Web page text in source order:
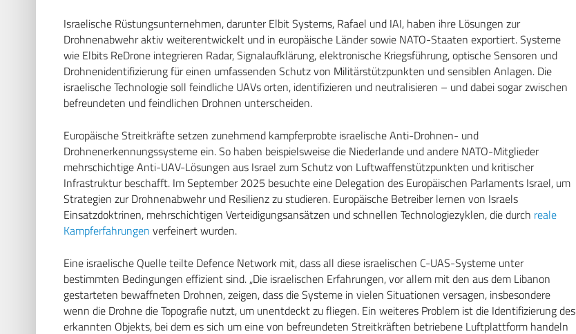
Israelische Rüstungsunternehmen, darunter Elbit Systems, Rafael und IAI, haben ihre Lösungen zur
Drohnenabwehr aktiv weiterentwickelt und in europäische Länder sowie NATO-Staaten exportiert. Systeme
wie Elbits ReDrone integrieren Radar, Signalaufklärung, elektronische Kriegsführung, optische Sensoren und
Drohnenidentifizierung für einen umfassenden Schutz von Militärstützpunkten und sensiblen Anlagen. Die
israelische Technologie soll feindliche UAVs orten, identifizieren und neutralisieren – und dabei sogar zwischen
befreundeten und feindlichen Drohnen unterscheiden.
Europäische Streitkräfte setzen zunehmend kampferprobte israelische Anti-Drohnen- und
Drohnenerkennungssysteme ein. So haben beispielsweise die Niederlande und andere NATO-Mitglieder
mehrschichtige Anti-UAV-Lösungen aus Israel zum Schutz von Luftwaffenstützpunkten und kritischer
Infrastruktur beschafft. Im September 2025 besuchte eine Delegation des Europäischen Parlaments Israel, um
Strategien zur Drohnenabwehr und Resilienz zu studieren. Europäische Betreiber lernen von Israels
Einsatzdoktrinen, mehrschichtigen Verteidigungsansätzen und schnellen Technologiezyklen, die durch reale
Kampferfahrungen verfeinert wurden.
Eine israelische Quelle teilte Defence Network mit, dass all diese israelischen C-UAS-Systeme unter
bestimmten Bedingungen effizient sind. „Die israelischen Erfahrungen, vor allem mit den aus dem Libanon
gestarteten bewaffneten Drohnen, zeigen, dass die Systeme in vielen Situationen versagen, insbesondere
wenn die Drohne die Topografie nutzt, um unentdeckt zu fliegen. Ein weiteres Problem ist die Identifizierung des
erkannten Objekts, bei dem es sich um eine von befreundeten Streitkräften betriebene Luftplattform handeln